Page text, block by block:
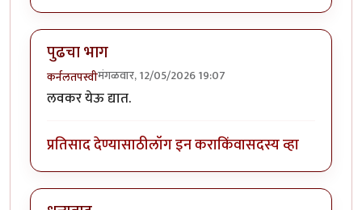
पुढचा भाग
कर्नलतपस्वीमंगळवार, 12/05/2026 19:07
लवकर येऊ द्यात.
प्रतिसाद देण्यासाठीलॉग इन कराकिंवासदस्य व्हा